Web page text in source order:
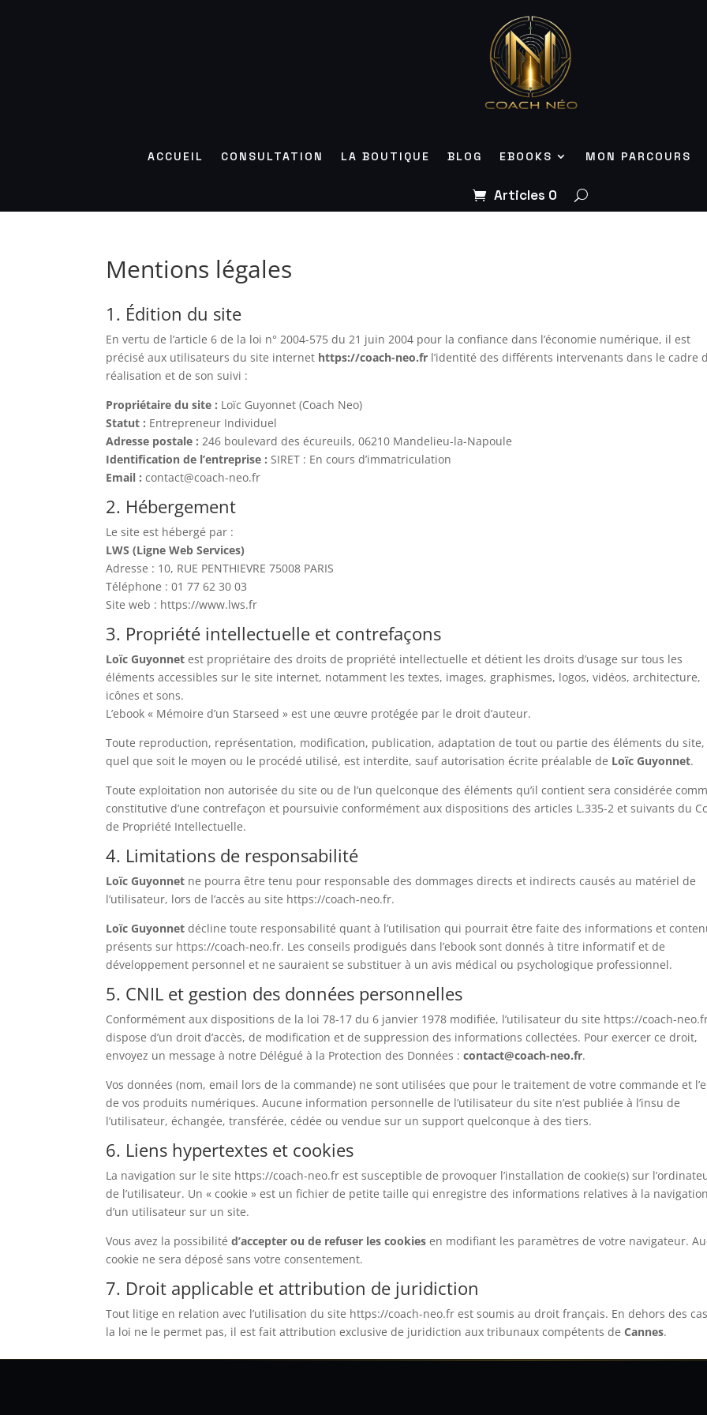
ACCUEIL CONSULTATION LA BOUTIQUE BLOG EBOOKS MON PARCOURS
Articles 0
Mentions légales
1. Édition du site
En vertu de l’article 6 de la loi n° 2004-575 du 21 juin 2004 pour la confiance dans l’économie numérique, il est
précisé aux utilisateurs du site internet https://coach-neo.fr l’identité des différents intervenants dans le cadre
réalisation et de son suivi :
Propriétaire du site : Loïc Guyonnet (Coach Neo)
Statut : Entrepreneur Individuel
Adresse postale : 246 boulevard des écureuils, 06210 Mandelieu-la-Napoule
Identification de l’entreprise : SIRET : En cours d’immatriculation
Email : contact@coach-neo.fr
2. Hébergement
Le site est hébergé par :
LWS (Ligne Web Services)
Adresse : 10, RUE PENTHIEVRE 75008 PARIS
Téléphone : 01 77 62 30 03
Site web : https://www.lws.fr
3. Propriété intellectuelle et contrefaçons
Loïc Guyonnet est propriétaire des droits de propriété intellectuelle et détient les droits d’usage sur tous les
éléments accessibles sur le site internet, notamment les textes, images, graphismes, logos, vidéos, architecture,
icônes et sons.
L’ebook « Mémoire d’un Starseed » est une œuvre protégée par le droit d’auteur.
Toute reproduction, représentation, modification, publication, adaptation de tout ou partie des éléments du site,
quel que soit le moyen ou le procédé utilisé, est interdite, sauf autorisation écrite préalable de Loïc Guyonnet.
Toute exploitation non autorisée du site ou de l’un quelconque des éléments qu’il contient sera considérée
constitutive d’une contrefaçon et poursuivie conformément aux dispositions des articles L.335-2 et suivants du
de Propriété Intellectuelle.
4. Limitations de responsabilité
Loïc Guyonnet ne pourra être tenu pour responsable des dommages directs et indirects causés au matériel de
l’utilisateur, lors de l’accès au site https://coach-neo.fr.
Loïc Guyonnet décline toute responsabilité quant à l’utilisation qui pourrait être faite des informations et
présents sur https://coach-neo.fr. Les conseils prodigués dans l’ebook sont donnés à titre informatif et de
développement personnel et ne sauraient se substituer à un avis médical ou psychologique professionnel.
5. CNIL et gestion des données personnelles
Conformément aux dispositions de la loi 78-17 du 6 janvier 1978 modifiée, l’utilisateur du site https://coach-
dispose d’un droit d’accès, de modification et de suppression des informations collectées. Pour exercer ce droit,
envoyez un message à notre Délégué à la Protection des Données :contact@coach-neo.fr.
Vos données (nom, email lors de la commande) ne sont utilisées que pour le traitement de votre commande et
de vos produits numériques. Aucune information personnelle de l’utilisateur du site n’est publiée à l’insu de
l’utilisateur, échangée, transférée, cédée ou vendue sur un support quelconque à des tiers.
6. Liens hypertextes et cookies
La navigation sur le site https://coach-neo.fr est susceptible de provoquer l’installation de cookie(s) sur
de l’utilisateur. Un « cookie » est un fichier de petite taille qui enregistre des informations relatives à la navigation
d’un utilisateur sur un site.
Vous avez la possibilitéd’accepter ou de refuser les cookies en modifiant les paramètres de votre navigateur.
cookie ne sera déposé sans votre consentement.
7. Droit applicable et attribution de juridiction
Tout litige en relation avec l’utilisation du site https://coach-neo.fr est soumis au droit français. En dehors des
la loi ne le permet pas, il est fait attribution exclusive de juridiction aux tribunaux compétents deCannes.
✨
Éveillez Votre Conscience
Rejoignez le cercle et recevez nos inspirations pour votre
transformation personnelle.
VOTRE EMAIL
JE M'ÉVEILLE 🌟
Non merci, je préfère rester dans l'ombre